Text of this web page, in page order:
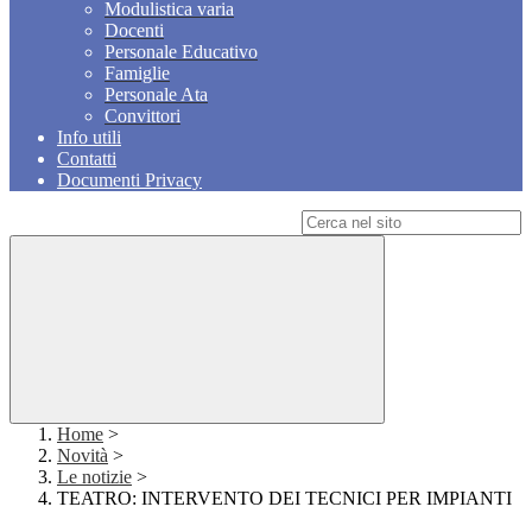
Modulistica varia
Docenti
Personale Educativo
Famiglie
Personale Ata
Convittori
Info utili
Contatti
Documenti Privacy
Home >
Novità >
Le notizie >
TEATRO: INTERVENTO DEI TECNICI PER IMPIANTI